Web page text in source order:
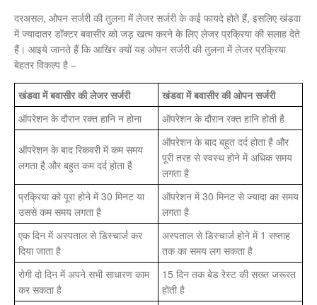
दरअसल, ओपन सर्जरी की तुलना में लेजर सर्जरी के कई फायदे होते हैं, इसलिए खंडवा
में ज्यादातर डॉक्टर बवासीर को जड़ खत्म करने के लिए लेजर प्रक्रिया की सलाह देते
हैं। आइये जानते हैं कि आखिर क्यों यह ओपन सर्जरी की तुलना में लेजर प्रक्रिया
बेहतर विकल्प है –
खंडवा में बवासीर की लेजर सर्जरी
खंडवा में बवासीर की ओपन सर्जरी
ऑपरेशन के दौरान रक्त हानि न होना
ऑपरेशन के दौरान रक्त हानि होती है
ऑपरेशन के बाद रिकवरी में कम समय
लगता है और बहुत कम दर्द होता है
ऑपरेशन के बाद बहुत दर्द होता है और
पूरी तरह से स्वस्थ होने में अधिक समय
लगता है
प्रक्रिया को पूरा होने में 30 मिनट या
उससे कम समय लगता है
ऑपरेशन में 30 मिनट से ज्यादा का समय
लगता है
एक दिन में अस्पताल से डिस्चार्ज कर
दिया जाता है
अस्पताल से डिस्चार्ज होने में 1 सप्ताह
तक का समय लग सकता है
रोगी दो दिन में अपने सभी साधारण काम
कर सकता है
15 दिन तक बेड रेस्ट की सख्त जरूरत
होती है